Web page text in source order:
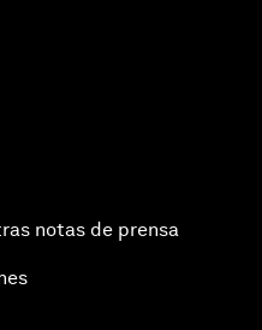
notas de prensa